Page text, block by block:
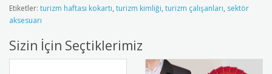
Etiketler: turizm haftası kokartı, turizm kimliği, turizm çalışanları, sektör
aksesuarı
Sizin İçin Seçtiklerimiz